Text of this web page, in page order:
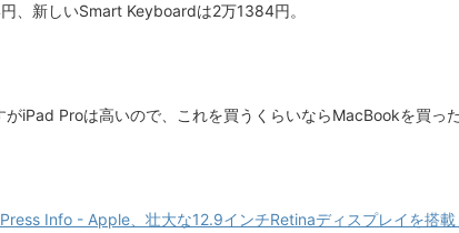
、新しいSmart Keyboardは2万1384円。
iPad Proは高いので、これを買うくらいならMacBookを買っ
Info - Apple、壮大な12.9インチRetinaディスプレイを搭